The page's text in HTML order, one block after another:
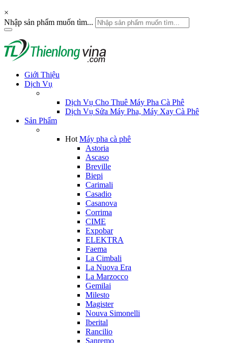
×
Nhập sản phẩm muốn tìm...
Giới Thiệu
Dịch Vụ
Dịch Vụ Cho Thuê Máy Pha Cà Phê
Dịch Vụ Sửa Máy Pha, Máy Xay Cà Phê
Sản Phẩm
Hot Máy pha cà phê
Astoria
Ascaso
Breville
Biepi
Carimali
Casadio
Casanova
Corrima
CIME
Expobar
ELEKTRA
Faema
La Cimbali
La Nuova Era
La Marzocco
Gemilai
Milesto
Magister
Nouva Simonelli
Iberital
Rancilio
Sanremo